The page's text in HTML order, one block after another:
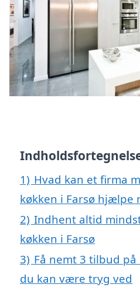
1) Hvad kan et firma
køkken i Farsø hjælpe
2) Indhent altid
køkken i Farsø
3) Få nemt 3 tilbud på
du kan være tryg ved